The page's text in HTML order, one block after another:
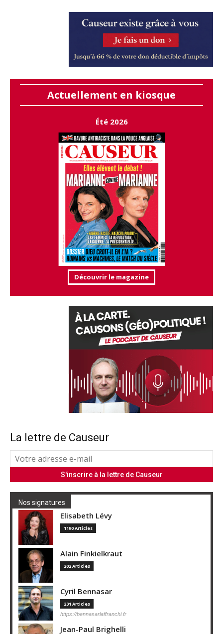
Actuellement en kiosque
Été 2026
Découvrir le magazine
La lettre de Causeur
Nos signatures
Elisabeth Lévy
1190 Articles
Alain Finkielkraut
202 Articles
Cyril Bennasar
231 Articles
https://bennasarlaffranchi.fr
Jean-Paul Brighelli